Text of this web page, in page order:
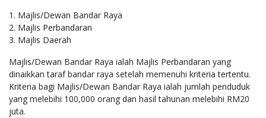
1. Majlis/Dewan Bandar Raya
2. Majlis Perbandaran
3. Majlis Daerah
Majlis/Dewan Bandar Raya ialah Majlis Perbandaran yang
dinaikkan taraf bandar raya setelah memenuhi kriteria tertentu.
Kriteria bagi Majlis/Dewan Bandar Raya ialah jumlah penduduk
yang melebihi 100,000 orang dan hasil tahunan melebihi RM20
juta.